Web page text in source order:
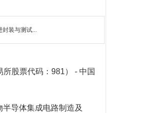
装与测试...
股票代码：981） - 中国
导体集成电路制造及